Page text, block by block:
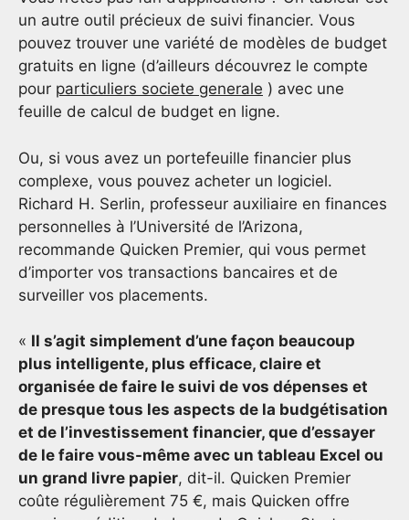
un autre outil précieux de suivi financier. Vous
pouvez trouver une variété de modèles de budget
gratuits en ligne (d’ailleurs découvrez le compte
pour particuliers societe generale ) avec une
feuille de calcul de budget en ligne.
Ou, si vous avez un portefeuille financier plus
complexe, vous pouvez acheter un logiciel.
Richard H. Serlin, professeur auxiliaire en finances
personnelles à l’Université de l’Arizona,
recommande Quicken Premier, qui vous permet
d’importer vos transactions bancaires et de
surveiller vos placements.
« Il s’agit simplement d’une façon beaucoup
plus intelligente, plus efficace, claire et
organisée de faire le suivi de vos dépenses et
de presque tous les aspects de la budgétisation
et de l’investissement financier, que d’essayer
de le faire vous-même avec un tableau Excel ou
un grand livre papier, dit-il. Quicken Premier
coûte régulièrement 75 €, mais Quicken offre